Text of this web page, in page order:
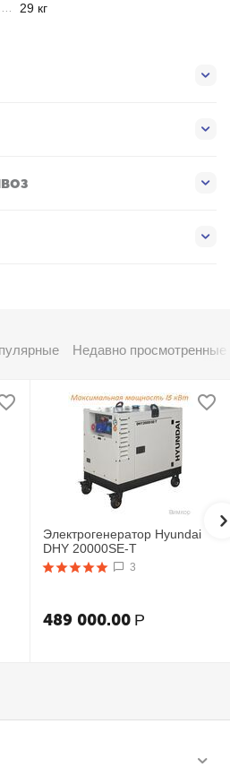
29 кг
Недавно просмотренные
Электрогенератор Hyundai
DHY 20000SE-T
3
489 000.00 Р